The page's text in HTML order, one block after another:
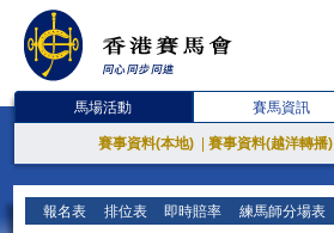
馬場活動 賽馬資訊
賽事資料(本地) 賽事資料(越洋轉播)
報名表 排位表 即時賠率 練馬師分場表